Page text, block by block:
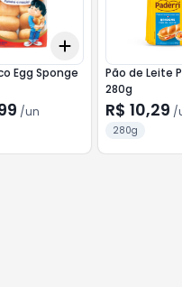
+10
Add
Egg Sponge
/un
Pão de Leite
280g
R$ 10,29 /
280g